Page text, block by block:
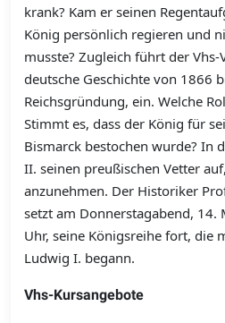
krank? Kam er seinen
König persönlich regieren und
musste? Zugleich führt der
deutsche Geschichte von 1866
Reichsgründung, ein. Welche
Stimmt es, dass der König für
Bismarck bestochen wurde? In
II. seinen preußischen Vetter
anzunehmen. Der Historiker
setzt am Donnerstagabend, 14.
Uhr, seine Königsreihe fort, die
Ludwig I. begann.
Vhs-Kursangebote